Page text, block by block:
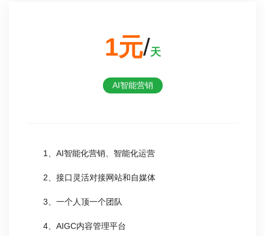
1元/天
AI智能营销
1、AI智能化营销、智能化运营
2、接口灵活对接网站和自媒体
3、一个人顶一个团队
4、AIGC内容管理平台